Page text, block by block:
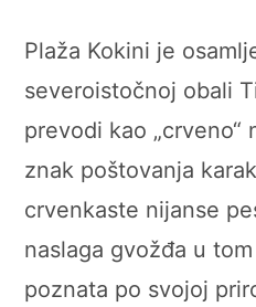
Plaža Kokini je
severoistočnoj obali
prevodi kao „crveno“
znak poštovanja
crvenkaste nijanse
naslaga gvožđa u
poznata po svojoj